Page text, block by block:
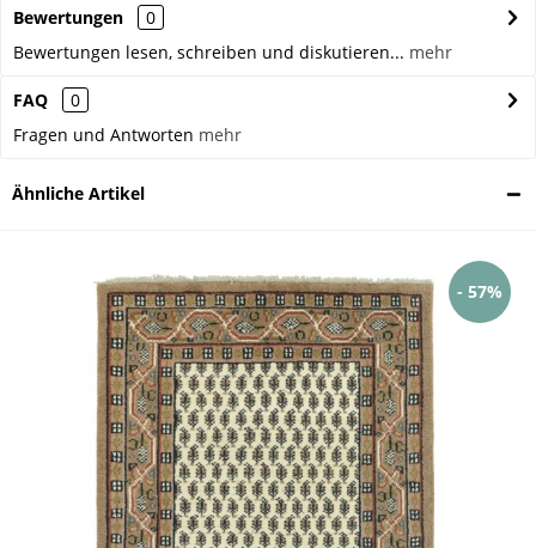
Bewertungen
0
Bewertungen lesen, schreiben und diskutieren... mehr
FAQ
0
Fragen und Antworten mehr
Ähnliche Artikel
- 57%